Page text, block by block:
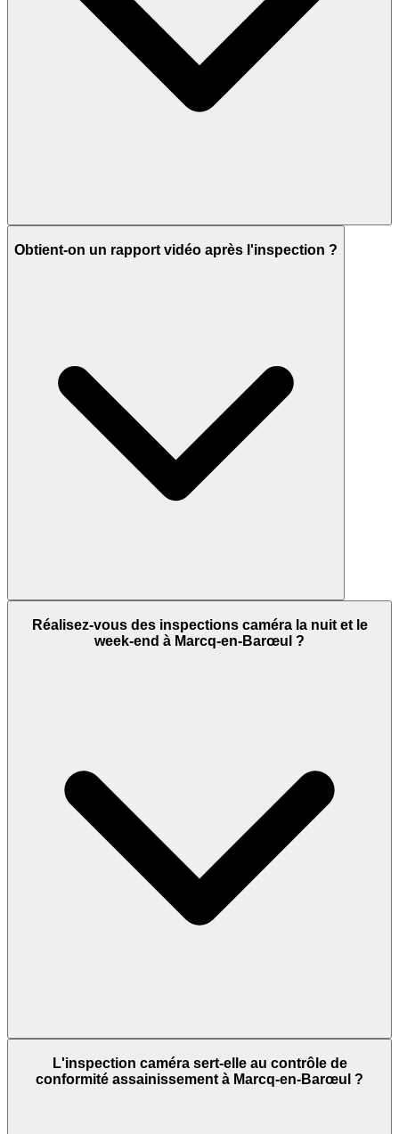
Obtient-on un rapport vidéo après l'inspection ?
Réalisez-vous des inspections caméra la nuit et le
week-end à Marcq-en-Barœul ?
L'inspection caméra sert-elle au contrôle de
conformité assainissement à Marcq-en-Barœul ?